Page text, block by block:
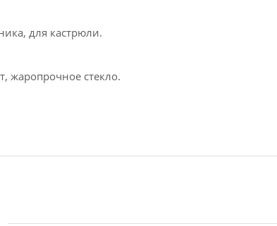
для кастрюли.
жаропрочное стекло.